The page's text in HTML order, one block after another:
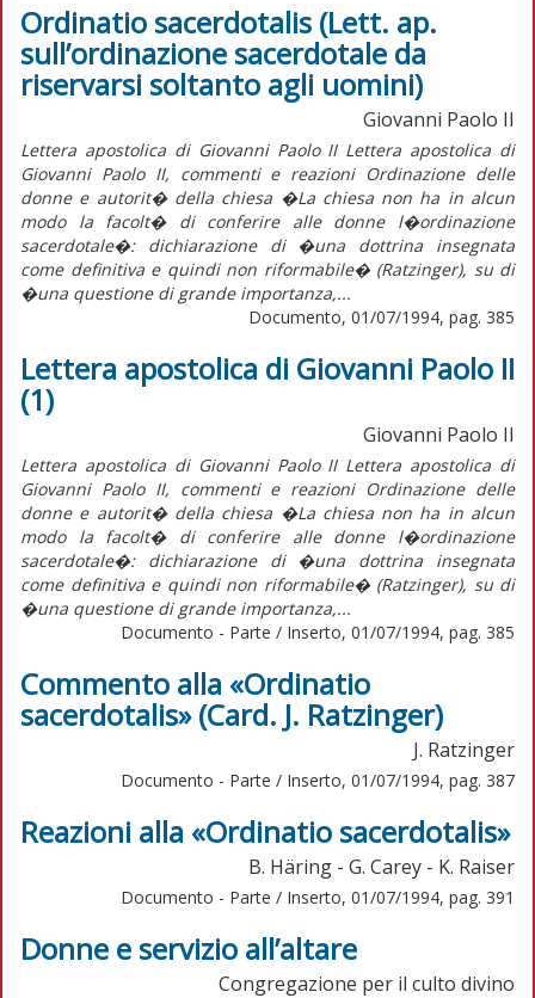
Ordinatio sacerdotalis (Lett. ap.
sull’ordinazione sacerdotale da
riservarsi soltanto agli uomini)
Giovanni Paolo II
Lettera apostolica di Giovanni Paolo II Lettera apostolica di
Giovanni Paolo II, commenti e reazioni Ordinazione delle
donne e autorit� della chiesa �La chiesa non ha in alcun
modo la facolt� di conferire alle donne l�ordinazione
sacerdotale�: dichiarazione di �una dottrina insegnata
come definitiva e quindi non riformabile� (Ratzinger), su di
�una questione di grande importanza,...
Documento, 01/07/1994, pag. 385
Lettera apostolica di Giovanni Paolo II
(1)
Giovanni Paolo II
Lettera apostolica di Giovanni Paolo II Lettera apostolica di
Giovanni Paolo II, commenti e reazioni Ordinazione delle
donne e autorit� della chiesa �La chiesa non ha in alcun
modo la facolt� di conferire alle donne l�ordinazione
sacerdotale�: dichiarazione di �una dottrina insegnata
come definitiva e quindi non riformabile� (Ratzinger), su di
�una questione di grande importanza,...
Documento - Parte / Inserto, 01/07/1994, pag. 385
Commento alla «Ordinatio
sacerdotalis» (Card. J. Ratzinger)
J. Ratzinger
Documento - Parte / Inserto, 01/07/1994, pag. 387
Reazioni alla «Ordinatio sacerdotalis»
B. Häring - G. Carey - K. Raiser
Documento - Parte / Inserto, 01/07/1994, pag. 391
Donne e servizio all’altare
Congregazione per il culto divino